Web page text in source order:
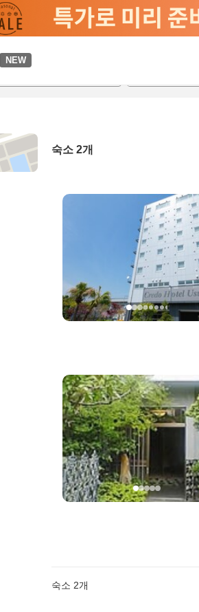
NEW
숙소 2개
숙소 2개